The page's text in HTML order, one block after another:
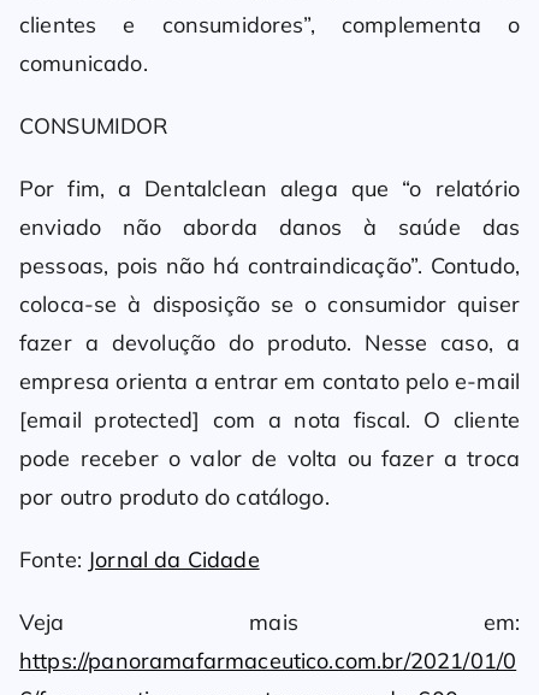
clientes e consumidores”, complementa o
comunicado.
CONSUMIDOR
Por fim, a Dentalclean alega que “o relatório
enviado não aborda danos à saúde das
pessoas, pois não há contraindicação”. Contudo,
coloca-se à disposição se o consumidor quiser
fazer a devolução do produto. Nesse caso, a
empresa orienta a entrar em contato pelo e-mail
[email protected] com a nota fiscal. O cliente
pode receber o valor de volta ou fazer a troca
por outro produto do catálogo.
Fonte: Jornal da Cidade
Veja mais em:
https://panoramafarmaceutico.com.br/2021/01/0